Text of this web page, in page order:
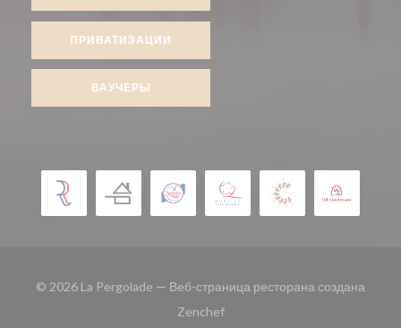
ПРИВАТИЗАЦИИ
ВАУЧЕРЫ
© 2026 La Pergolade — Веб-страница ресторана создана
Zenchef((открывается в новом окне))